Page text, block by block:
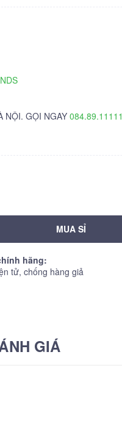
NỘI. GỌI NGAY 084.89.11111
MUA SỈ
hãng:
tử, chống hàng giả
GIÁ